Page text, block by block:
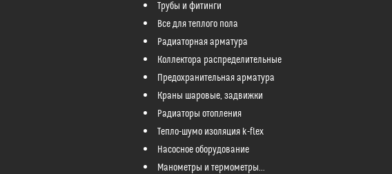
Трубы и фитинги
Все для теплого пола
Радиаторная арматура
Коллектора распределительные
Предохранительная арматура
Краны шаровые, задвижки
Радиаторы отопления
Тепло-шумо изоляция k-flex
Насосное оборудование
Манометры и термометры...